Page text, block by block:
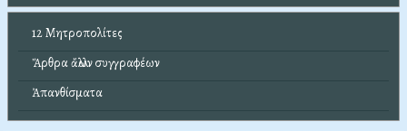
12 Μητροπολίτες
Ἄρθρα ἄλλων συγγραφέων
Ἀπανθίσματα